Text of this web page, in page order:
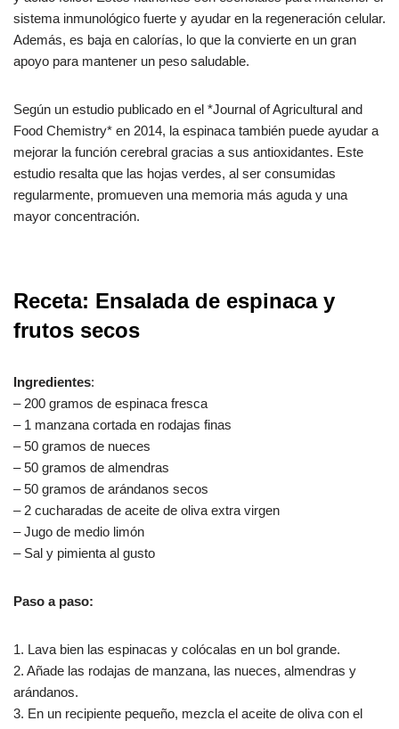
sistema inmunológico fuerte y ayudar en la regeneración celular.
Además, es baja en calorías, lo que la convierte en un gran
apoyo para mantener un peso saludable.
Según un estudio publicado en el *Journal of Agricultural and
Food Chemistry* en 2014, la espinaca también puede ayudar a
mejorar la función cerebral gracias a sus antioxidantes. Este
estudio resalta que las hojas verdes, al ser consumidas
regularmente, promueven una memoria más aguda y una
mayor concentración.
Receta: Ensalada de espinaca y
frutos secos
Ingredientes:
– 200 gramos de espinaca fresca
– 1 manzana cortada en rodajas finas
– 50 gramos de nueces
– 50 gramos de almendras
– 50 gramos de arándanos secos
– 2 cucharadas de aceite de oliva extra virgen
– Jugo de medio limón
– Sal y pimienta al gusto
Paso a paso:
1. Lava bien las espinacas y colócalas en un bol grande.
2. Añade las rodajas de manzana, las nueces, almendras y
arándanos.
3. En un recipiente pequeño, mezcla el aceite de oliva con el